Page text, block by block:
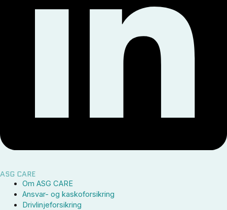
ASG CARE
Om ASG CARE
Ansvar- og kaskoforsikring
Drivlinjeforsikring